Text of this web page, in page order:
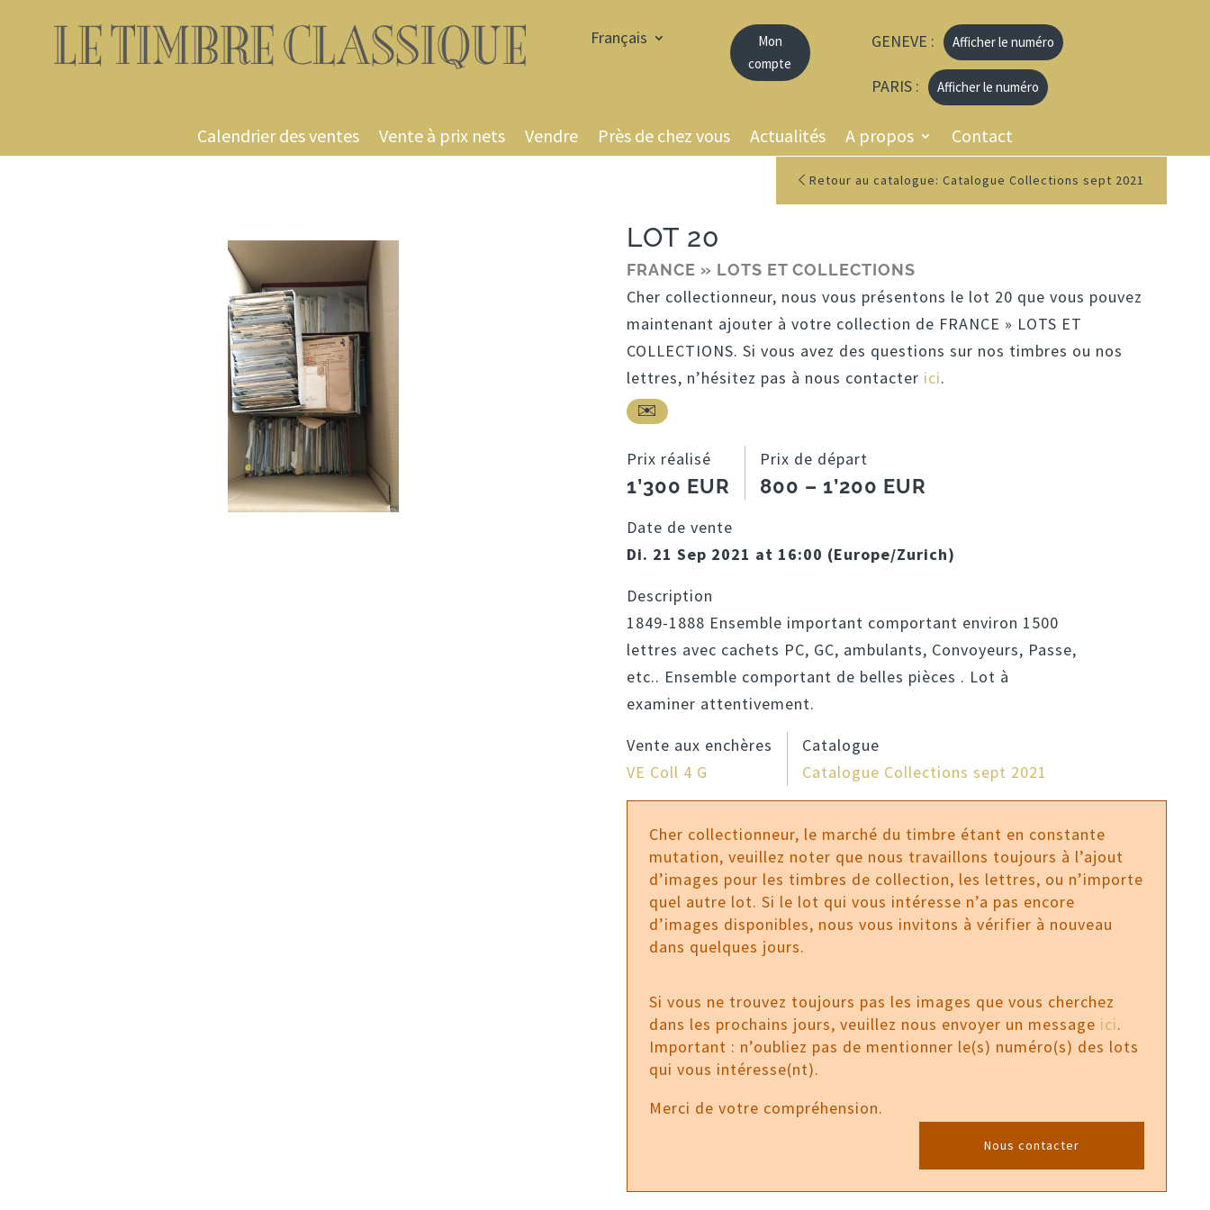
Français
Mon
compte
GENEVE : Afficher le numéro
PARIS : Afficher le numéro
Calendrier des ventes Vente à prix nets Vendre Près de chez vous Actualités A propos Contact
Retour au catalogue: Catalogue Collections sept 2021
LOT 20
FRANCE » LOTS ET COLLECTIONS
Cher collectionneur, nous vous présentons le lot 20 que vous pouvez
maintenant ajouter à votre collection de FRANCE » LOTS ET
COLLECTIONS. Si vous avez des questions sur nos timbres ou nos
lettres, n’hésitez pas à nous contacter ici.
Prix réalisé
1’300 EUR
Prix de départ
800 – 1’200 EUR
Date de vente
Di. 21 Sep 2021 at 16:00 (Europe/Zurich)
Description
1849-1888 Ensemble important comportant environ 1500
lettres avec cachets PC, GC, ambulants, Convoyeurs, Passe,
etc.. Ensemble comportant de belles pièces . Lot à
examiner attentivement.
Vente aux enchères
VE Coll 4 G
Catalogue
Catalogue Collections sept 2021
Cher collectionneur, le marché du timbre étant en constante
mutation, veuillez noter que nous travaillons toujours à l’ajout
d’images pour les timbres de collection, les lettres, ou n’importe
quel autre lot. Si le lot qui vous intéresse n’a pas encore
d’images disponibles, nous vous invitons à vérifier à nouveau
dans quelques jours.
Si vous ne trouvez toujours pas les images que vous cherchez
dans les prochains jours, veuillez nous envoyer un message ici.
Important : n’oubliez pas de mentionner le(s) numéro(s) des lots
qui vous intéresse(nt).
Merci de votre compréhension.
Nous contacter